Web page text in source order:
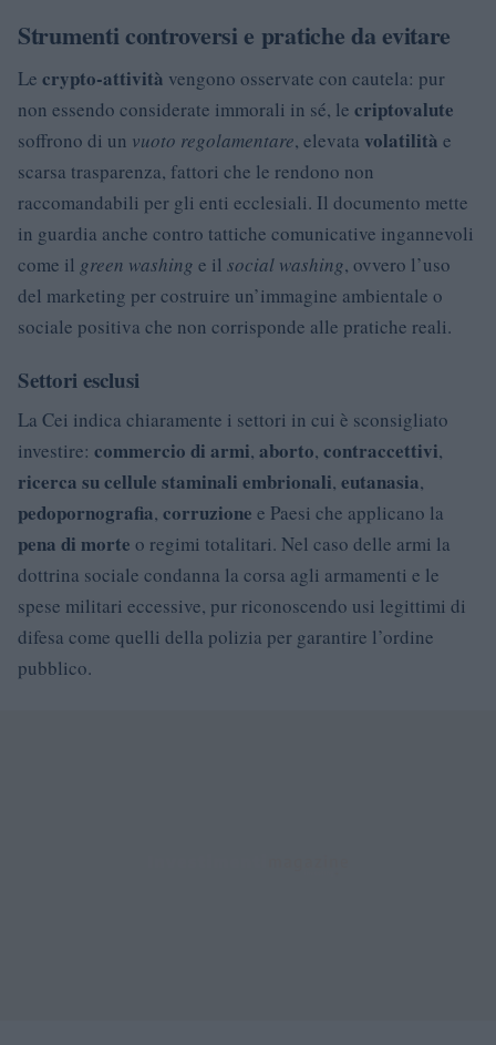
Strumenti controversi e pratiche da evitare
Le crypto-attività vengono osservate con cautela: pur
non essendo considerate immorali in sé, le criptovalute
soffrono di un vuoto regolamentare, elevata volatilità e
scarsa trasparenza, fattori che le rendono non
raccomandabili per gli enti ecclesiali. Il documento mette
in guardia anche contro tattiche comunicative ingannevoli
come il green washing e il social washing, ovvero l’uso
del marketing per costruire un’immagine ambientale o
sociale positiva che non corrisponde alle pratiche reali.
Settori esclusi
La Cei indica chiaramente i settori in cui è sconsigliato
investire: commercio di armi, aborto, contraccettivi,
ricerca su cellule staminali embrionali, eutanasia,
pedopornografia, corruzione e Paesi che applicano la
pena di morte o regimi totalitari. Nel caso delle armi la
dottrina sociale condanna la corsa agli armamenti e le
spese militari eccessive, pur riconoscendo usi legittimi di
difesa come quelli della polizia per garantire l’ordine
pubblico.